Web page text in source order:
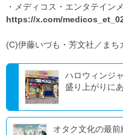
・メディコス・エンタテイン
https://x.com/
(C)伊藤いづも・芳文社／ま
ハロウィンジ
盛り上がりに
オタク文化の最